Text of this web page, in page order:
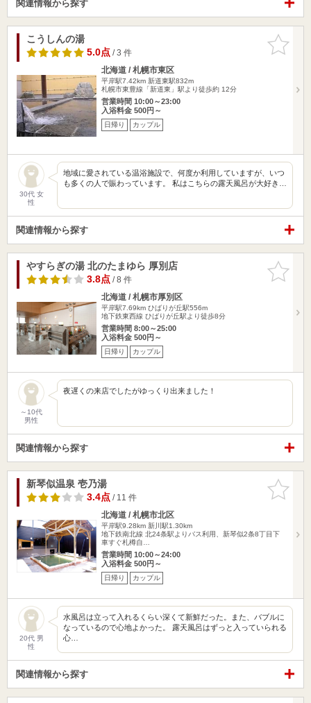
関連情報から探す
お気に入
りに追加
こうしんの湯
5.0点/ 3 件
北海道 / 札幌市東区
平岸駅7.42km 新道東駅832m
札幌市東豊線「新道東」駅より徒歩約 12分
営業時間 10:00～23:00
入浴料金 500円～
日帰り カップル
30代 女
性
地域に愛されている温浴施設で、何度か利用していますが、いつ
も多くの人で賑わっています。 私はこちらの露天風呂が大好き…
関連情報から探す
お気に入
りに追加
やすらぎの湯 北のたまゆら 厚別店
3.8点/ 8 件
北海道 / 札幌市厚別区
平岸駅7.69km ひばりが丘駅556m
地下鉄東西線 ひばりが丘駅より徒歩8分
営業時間 8:00～25:00
入浴料金 500円～
日帰り カップル
～10代
男性
夜遅くの来店でしたがゆっくり出来ました！
関連情報から探す
お気に入
りに追加
新琴似温泉 壱乃湯
3.4点/ 11 件
北海道 / 札幌市北区
平岸駅9.28km 新川駅1.30km
地下鉄南北線 北24条駅よりバス利用、新琴似2条8丁目下
車すぐ札樽自…
営業時間 10:00～24:00
入浴料金 500円～
日帰り カップル
20代 男
性
水風呂は立って入れるくらい深くて新鮮だった。また、バブルに
なっているので心地よかった。 露天風呂はずっと入っていられる
心…
関連情報から探す